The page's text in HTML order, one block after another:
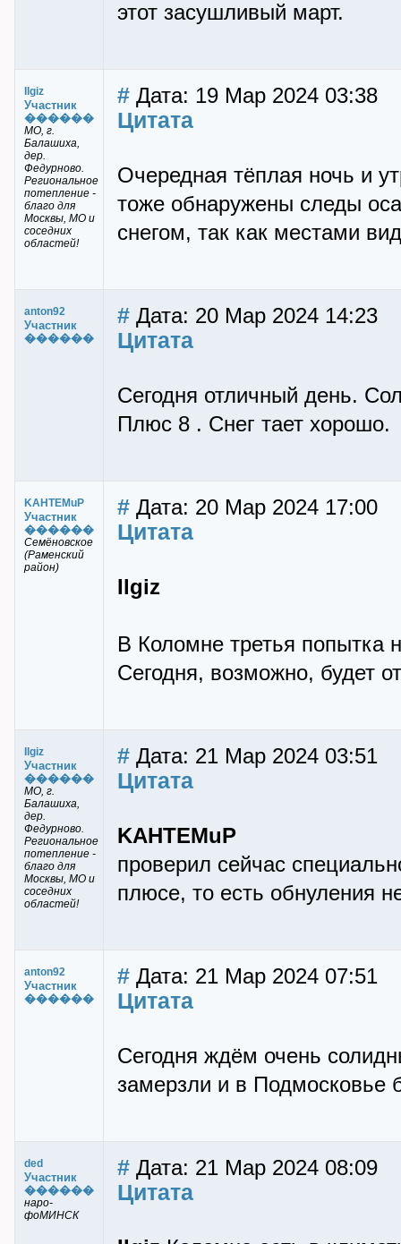
этот засушливый март.
Ilgiz
Участник
������
МО, г.
Балашиха,
дер.
Федурново.
Региональное
потепление -
благо для
Москвы, МО и
соседних
областей!
# Дата: 19 Мар 2024 03:38
Цитата
Очередная тёплая ночь и
тоже обнаружены следы
снегом, так как местами
anton92
Участник
������
# Дата: 20 Мар 2024 14:23
Цитата
Сегодня отличный день.
Плюс 8 . Снег тает хорошо.
KAHTEMuP
Участник
������
Семёновское
(Раменский
район)
# Дата: 20 Мар 2024 17:00
Цитата
Ilgiz
В Коломне третья попытка
Сегодня, возможно, будет
Ilgiz
Участник
������
МО, г.
Балашиха,
дер.
Федурново.
Региональное
потепление -
благо для
Москвы, МО и
соседних
областей!
# Дата: 21 Мар 2024 03:51
Цитата
KAHTEMuP
проверил сейчас
плюсе, то есть обнуления
anton92
Участник
������
# Дата: 21 Мар 2024 07:51
Цитата
Сегодня ждём очень
замерзли и в Подмосковье
ded
Участник
������
наро-
фоМИНСК
# Дата: 21 Мар 2024 08:09
Цитата